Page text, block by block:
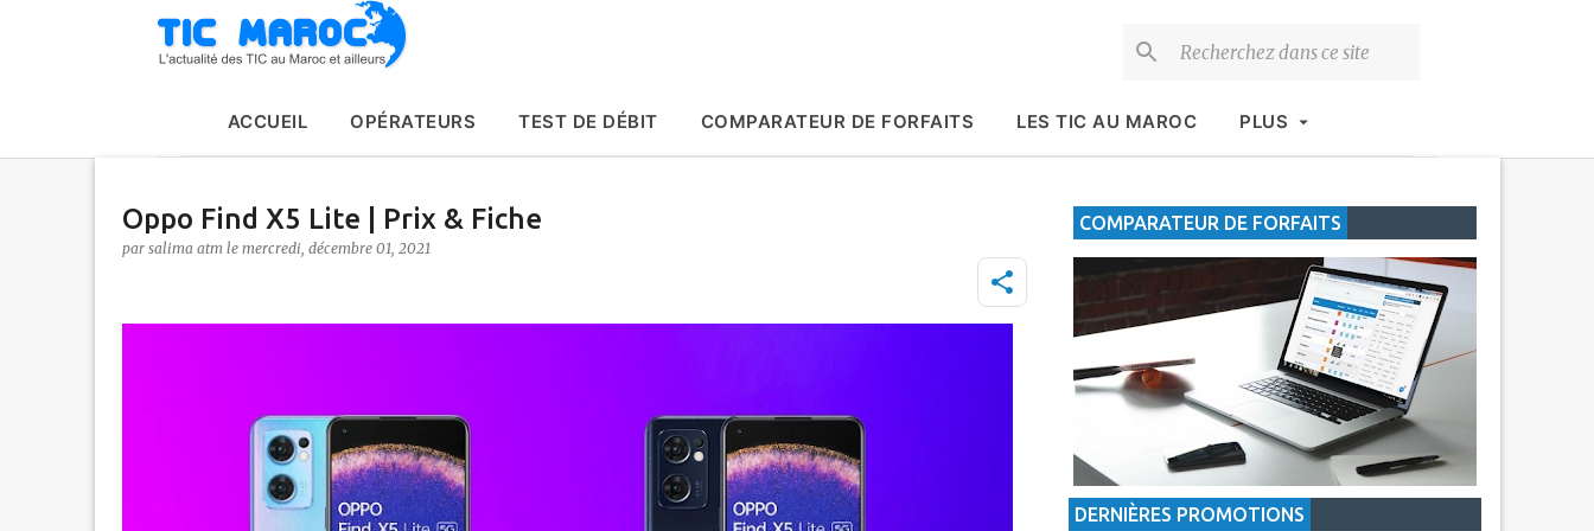
ACCUEIL OPÉRATEURS TEST DE DÉBIT COMPARATEUR DE FORFAITS LES TIC AU MAROC PLUS
Oppo Find X5 Lite | Prix & Fiche
par salima atm le mercredi, décembre 01, 2021
COMPARATEUR DE FORFAITS
DERNIÈRES PROMOTIONS